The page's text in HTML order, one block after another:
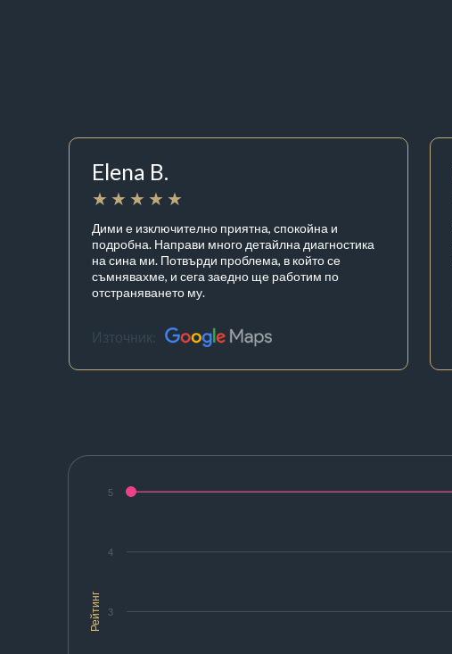
Elena B.
Дими е изключително приятна, спокойна и
подробна. Направи много детайлна диагностика
на сина ми. Потвърди проблема, в който се
съмнявахме, и сега заедно ще работим по
отстраняването му.
Източник:
Рейтинг 3
4
5